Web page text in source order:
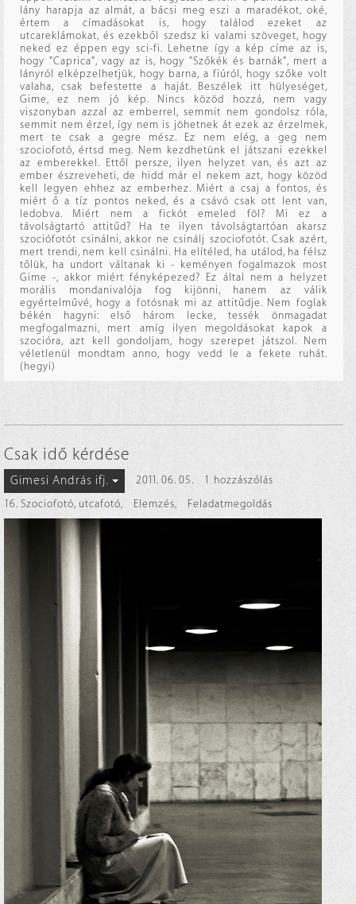
lány harapja az almát, a bácsi meg eszi a maradékot, oké,
értem a címadásokat is, hogy találod ezeket az
utcareklámokat, és ezekből szedsz ki valami szöveget, hogy
neked ez éppen egy sci-fi. Lehetne így a kép címe az is,
hogy "Caprica", vagy az is, hogy "Szőkék és barnák", mert a
lányról elképzelhetjük, hogy barna, a fiúról, hogy szőke volt
valaha, csak befestette a haját. Beszélek itt hülyeséget,
Gime, ez nem jó kép. Nincs közöd hozzá, nem vagy
viszonyban azzal az emberrel, semmit nem gondolsz róla,
semmit nem érzel, így nem is jöhetnek át ezek az érzelmek,
mert te csak a gegre mész. Ez nem elég, a geg nem
szociofotó, értsd meg. Nem kezdhetünk el játszani ezekkel
az emberekkel. Ettől persze, ilyen helyzet van, és azt az
ember észreveheti, de hidd már el nekem azt, hogy közöd
kell legyen ehhez az emberhez. Miért a csaj a fontos, és
miért ő a tíz pontos neked, és a csávó csak ott lent van,
ledobva. Miért nem a fickót emeled föl? Mi ez a
távolságtartó attitűd? Ha te ilyen távolságtartóan akarsz
szociófotót csinálni, akkor ne csinálj szociofotót. Csak azért,
mert trendi, nem kell csinálni. Ha elítéled, ha utálod, ha félsz
tőlük, ha undort váltanak ki - keményen fogalmazok most
Gime -, akkor miért fényképezed? Ez által nem a helyzet
morális mondanivalója fog kijönni, hanem az válik
egyértelművé, hogy a fotósnak mi az attitűdje. Nem foglak
békén hagyni: első három lecke, tessék önmagadat
megfogalmazni, mert amíg ilyen megoldásokat kapok a
szocióra, azt kell gondoljam, hogy szerepet játszol. Nem
véletlenül mondtam anno, hogy vedd le a fekete ruhát.
(hegyi)
Csak idő kérdése
Gimesi András ifj. 2011. 06. 05.
1 hozzászólás
16. Szociofotó, utcafotó, Elemzés, Feladatmegoldás